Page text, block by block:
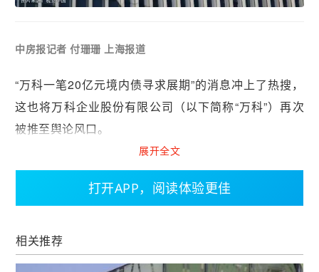
中房报记者 付珊珊 上海报道
“万科一笔20亿元境内债寻求展期”的消息冲上了热搜，
这也将万科企业股份有限公司（以下简称“万科”）再次
被推至舆论风口。
简称“浦发银行”）发布一份公告，作为召集人，浦发银
行拟召开“22万科MTN004”2025年第一次持有人会议。
此次会议召开的背景，是为稳妥推进本期债券本息兑付
工作，特召开持有人会议对本期债券展期相关事项进行
展开全文
打开APP，阅读体验更佳
相关推荐